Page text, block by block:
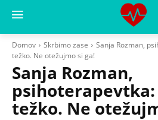
Domov Skrbimo zase
Sanja Rozman,
težko. Ne otežujmo si ga!
Sanja Rozman,
težko. Ne